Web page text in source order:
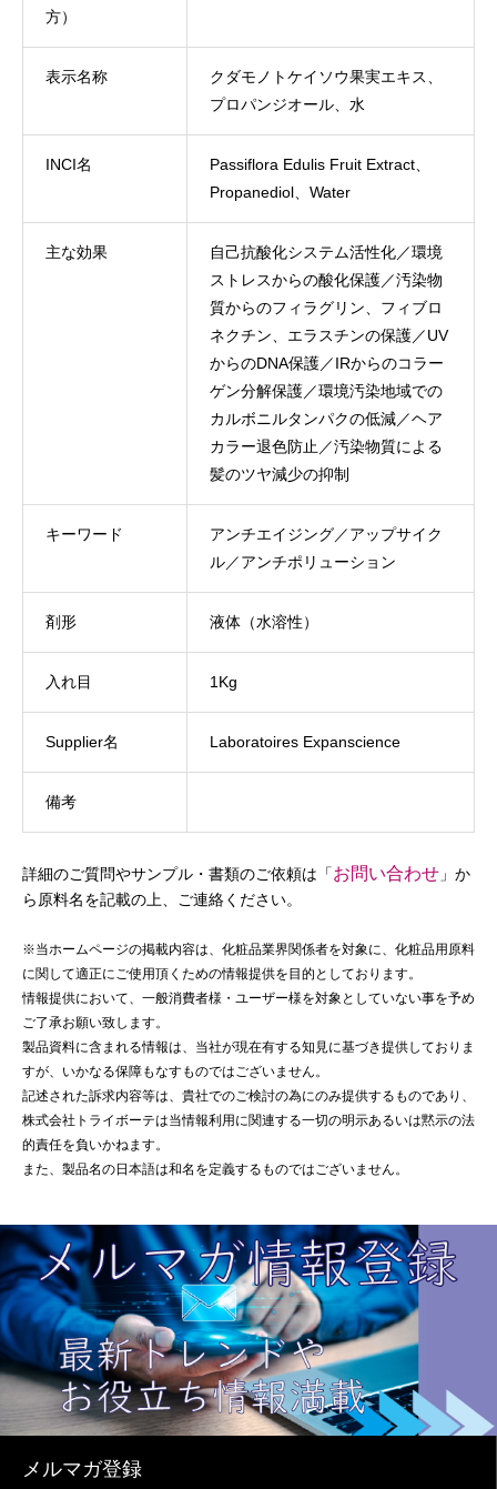
方）
表示名称
クダモノトケイソウ果実エキス、
プロパンジオール、水
INCI名
Passiflora Edulis Fruit Extract、
Propanediol、Water
主な効果
自己抗酸化システム活性化／環境
ストレスからの酸化保護／汚染物
質からのフィラグリン、フィブロ
ネクチン、エラスチンの保護／UV
からのDNA保護／IRからのコラー
ゲン分解保護／環境汚染地域での
カルボニルタンパクの低減／ヘア
カラー退色防止／汚染物質による
髪のツヤ減少の抑制
キーワード
アンチエイジング／アップサイク
ル／アンチポリューション
剤形 液体（水溶性）
入れ目 1Kg
Supplier名 Laboratoires Expanscience
備考
詳細のご質問やサンプル・書類のご依頼は「お問い合わせ 」か
ら原料名を記載の上、ご連絡ください。
※当ホームページの掲載内容は、化粧品業界関係者を対象に、化粧品用原料
に関して適正にご使用頂くための情報提供を目的としております。
情報提供において、一般消費者様・ユーザー様を対象としていない事を予め
ご了承お願い致します。
製品資料に含まれる情報は、当社が現在有する知見に基づき提供しておりま
すが、いかなる保障もなすものではございません。
記述された訴求内容等は、貴社でのご検討の為にのみ提供するものであり、
株式会社トライボーテは当情報利用に関連する一切の明示あるいは黙示の法
的責任を負いかねます。
また、製品名の日本語は和名を定義するものではございません。
メルマガ登録